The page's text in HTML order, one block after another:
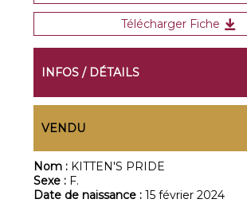
Télécharger Fiche
INFOS / DÉTAILS
VENDU
Nom : KITTEN'S PRIDE
Sexe : F.
Date de naissance :15 février 2024